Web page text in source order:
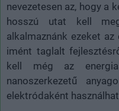
nevezetesen az, hogy a
hosszú utat kell
alkalmaznánk ezeket
imént taglalt
kell még az
nanoszerkezetű
elektródaként